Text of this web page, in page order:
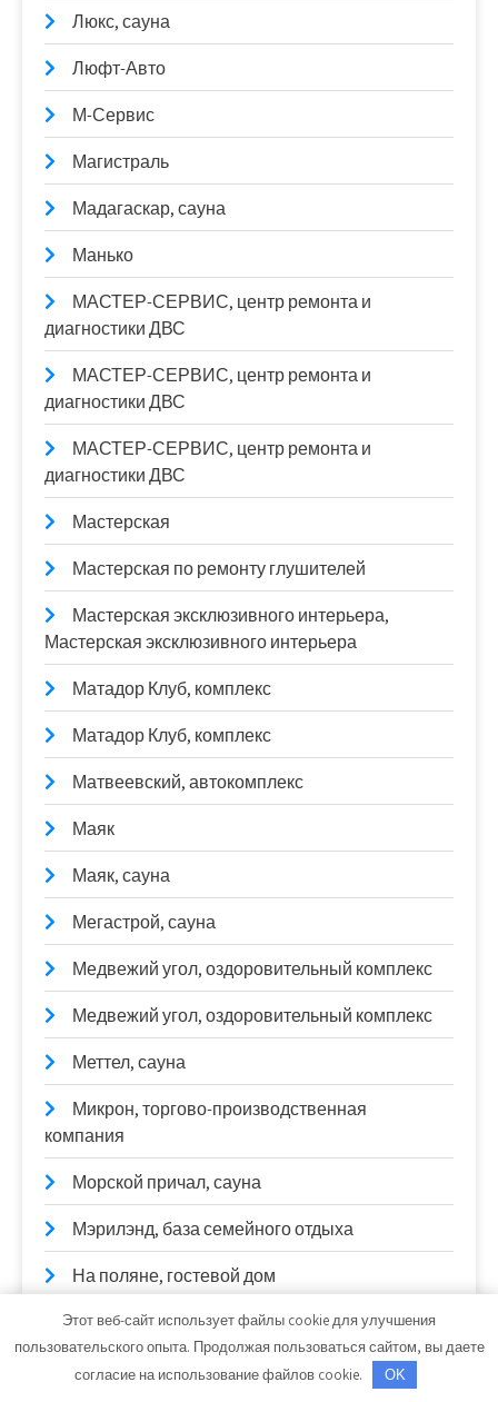
Люкс, сауна
Люфт-Авто
М-Сервис
Магистраль
Мадагаскар, сауна
Манько
МАСТЕР-СЕРВИС, центр ремонта и
диагностики ДВС
МАСТЕР-СЕРВИС, центр ремонта и
диагностики ДВС
МАСТЕР-СЕРВИС, центр ремонта и
диагностики ДВС
Мастерская
Мастерская по ремонту глушителей
Мастерская эксклюзивного интерьера,
Мастерская эксклюзивного интерьера
Матадор Клуб, комплекс
Матадор Клуб, комплекс
Матвеевский, автокомплекс
Маяк
Маяк, сауна
Мегастрой, сауна
Медвежий угол, оздоровительный комплекс
Медвежий угол, оздоровительный комплекс
Меттел, сауна
Микрон, торгово-производственная
компания
Морской причал, сауна
Мэрилэнд, база семейного отдыха
На поляне, гостевой дом
Нано-мойка кох, автомойка
Немо, сауна
Этот веб-сайт использует файлы cookie для улучшения
пользовательского опыта. Продолжая пользоваться сайтом, вы даете
согласие на использование файлов cookie.
OK